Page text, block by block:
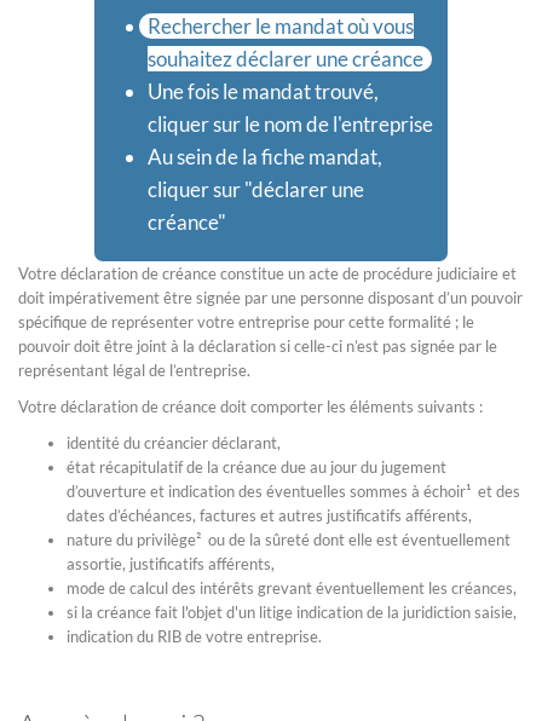
Rechercher le mandat où vous
souhaitez déclarer une créance
Une fois le mandat trouvé,
cliquer sur le nom de l'entreprise
Au sein de la fiche mandat,
cliquer sur "déclarer une
créance"
Votre déclaration de créance constitue un acte de procédure judiciaire et
doit impérativement être signée par une personne disposant d’un pouvoir
spécifique de représenter votre entreprise pour cette formalité ; le
pouvoir doit être joint à la déclaration si celle-ci n’est pas signée par le
représentant légal de l’entreprise.
Votre déclaration de créance doit comporter les éléments suivants :
identité du créancier déclarant,
état récapitulatif de la créance due au jour du jugement
d’ouverture et indication des éventuelles sommes à échoir¹ et des
dates d’échéances, factures et autres justificatifs afférents,
nature du privilège² ou de la sûreté dont elle est éventuellement
assortie, justificatifs afférents,
mode de calcul des intérêts grevant éventuellement les créances,
si la créance fait l'objet d'un litige indication de la juridiction saisie,
indication du RIB de votre entreprise.